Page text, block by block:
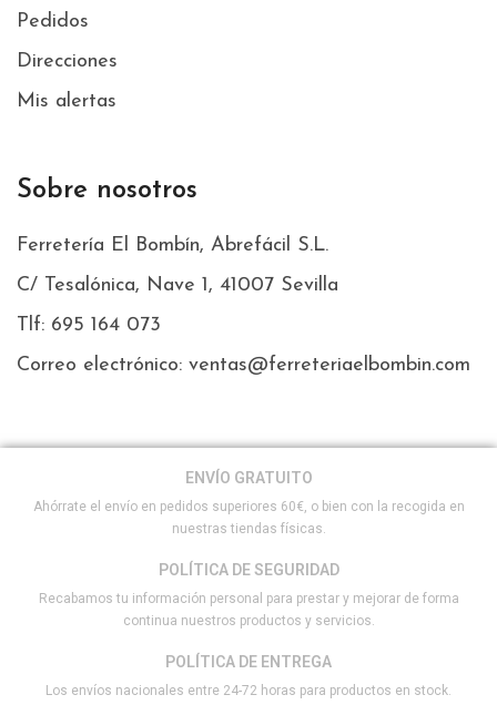
Pedidos
Direcciones
Mis alertas
Sobre nosotros
Ferretería El Bombín, Abrefácil S.L.
C/ Tesalónica, Nave 1, 41007 Sevilla
Tlf: 695 164 073
Correo electrónico: ventas@ferreteriaelbombin.com
ENVÍO GRATUITO
Ahórrate el envío en pedidos superiores 60€, o bien con la recogida en
nuestras tiendas físicas.
POLÍTICA DE SEGURIDAD
Recabamos tu información personal para prestar y mejorar de forma
continua nuestros productos y servicios.
POLÍTICA DE ENTREGA
Los envíos nacionales entre 24-72 horas para productos en stock.